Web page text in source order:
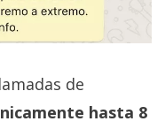
de
hasta 8